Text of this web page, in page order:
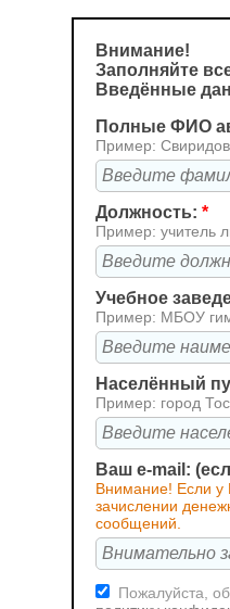
Внимание!
Заполняйте
Введённые
Полные ФИО
Пример:
Должность: *
Пример: учитель
Учебное
Пример: МБОУ
Населённый
Пример: город
Ваш e-mail:
Внимание! Если у
зачислении
сообщений.
Пожалуйста,